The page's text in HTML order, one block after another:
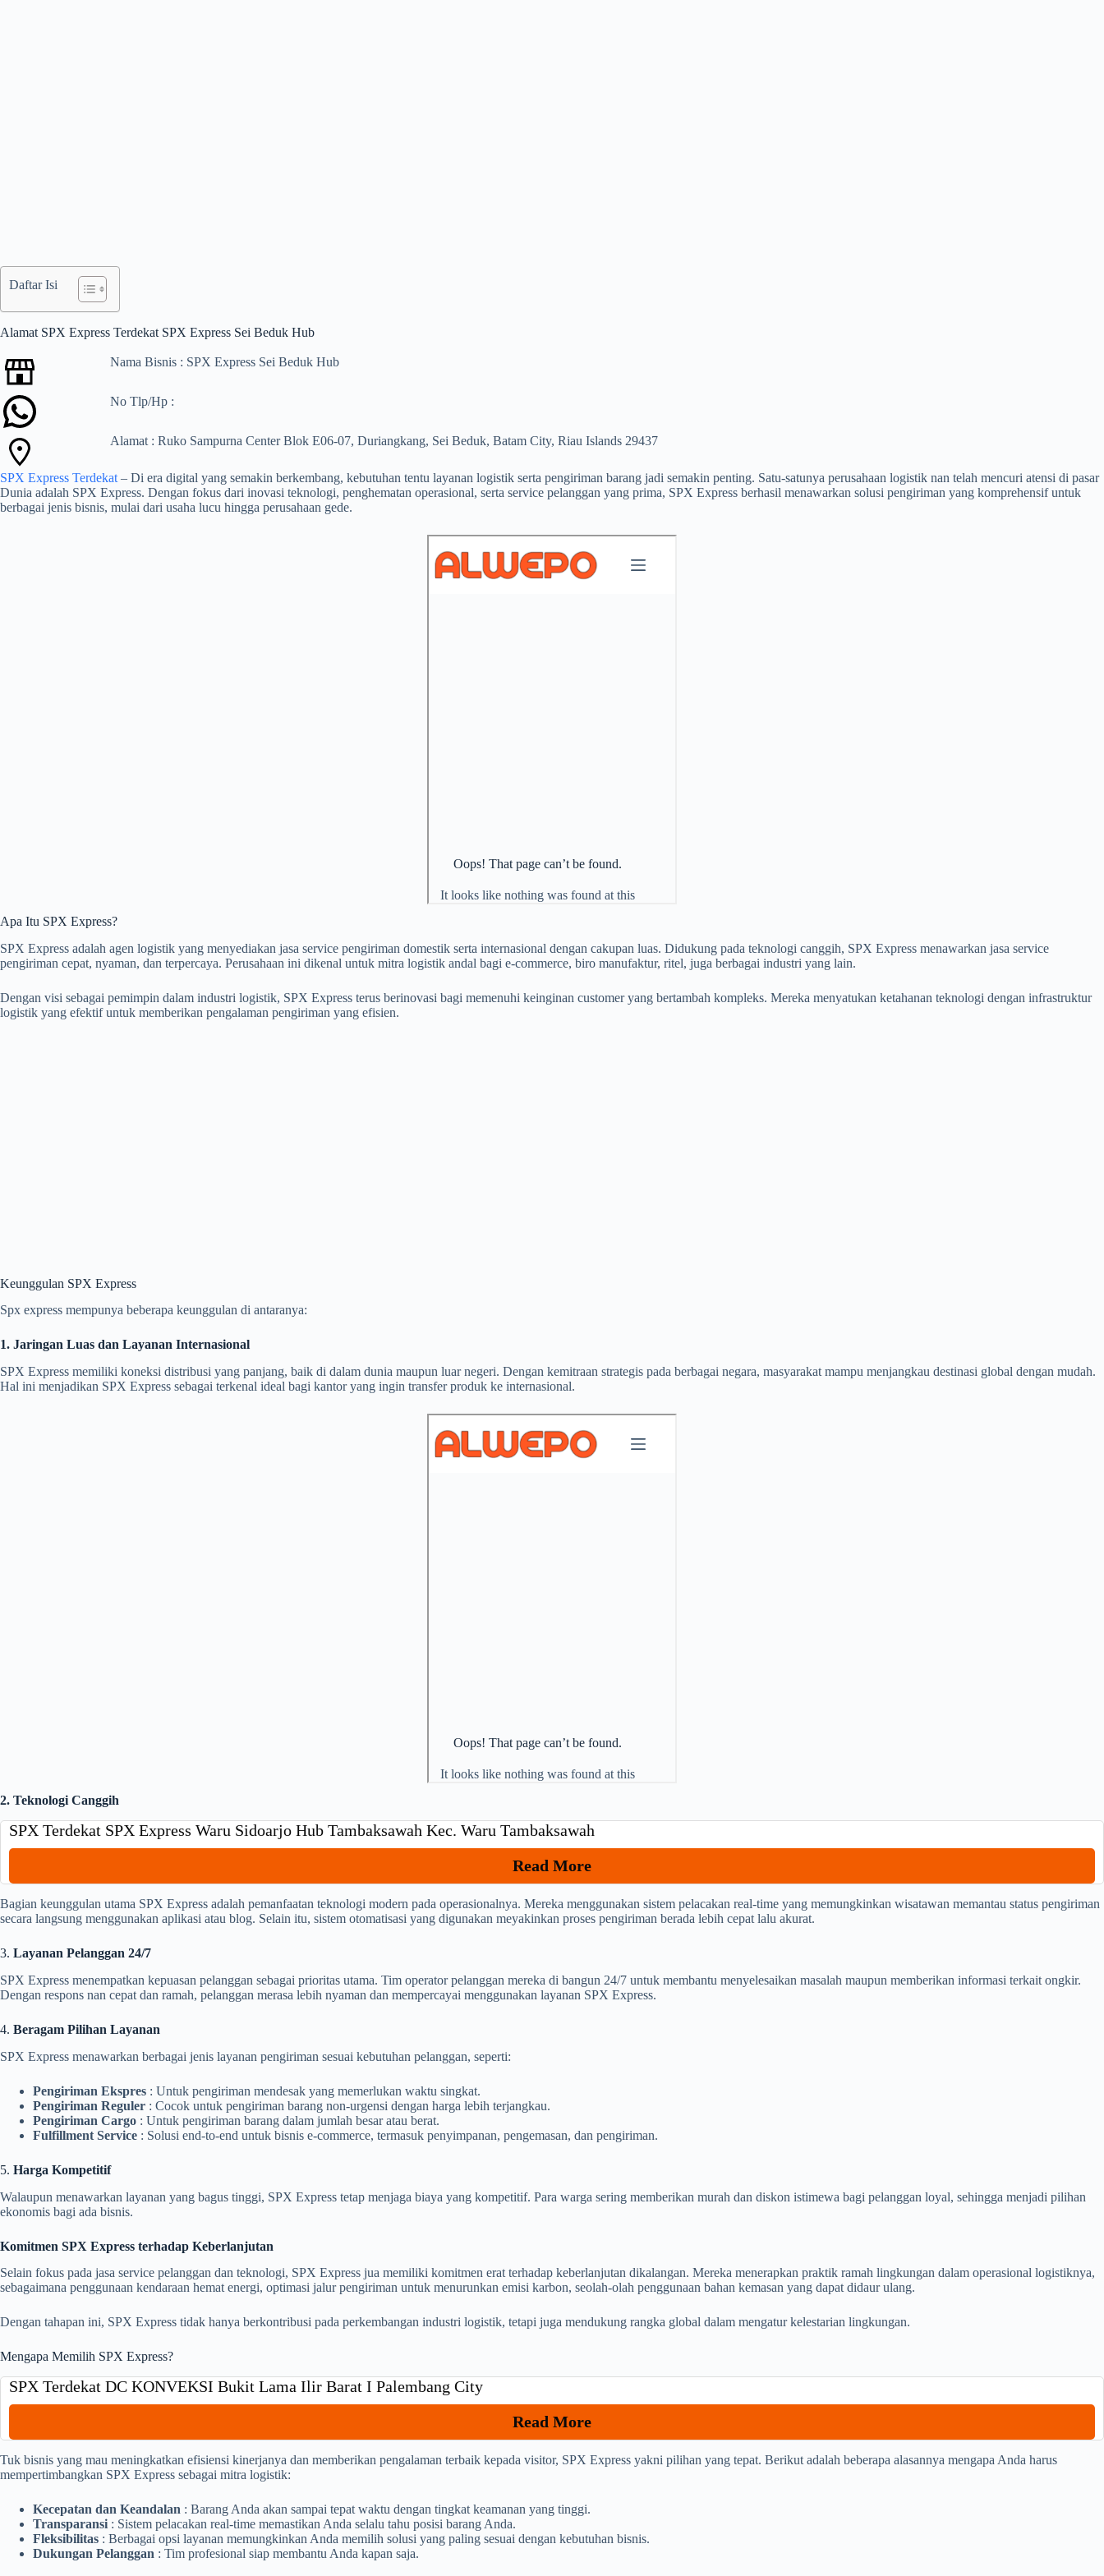
Daftar Isi
Alamat SPX Express Terdekat SPX Express Sei Beduk Hub
Nama Bisnis : SPX Express Sei Beduk Hub
No Tlp/Hp :
Alamat : Ruko Sampurna Center Blok E06-07, Duriangkang, Sei Beduk, Batam City, Riau Islands 29437
SPX Express Terdekat – Di era digital yang semakin berkembang, kebutuhan tentu layanan logistik serta pengiriman barang jadi semakin penting. Satu-satunya perusahaan logistik nan telah mencuri atensi di pasar
Dunia adalah SPX Express. Dengan fokus dari inovasi teknologi, penghematan operasional, serta service pelanggan yang prima, SPX Express berhasil menawarkan solusi pengiriman yang komprehensif untuk
berbagai jenis bisnis, mulai dari usaha lucu hingga perusahaan gede.
Apa Itu SPX Express?
SPX Express adalah agen logistik yang menyediakan jasa service pengiriman domestik serta internasional dengan cakupan luas. Didukung pada teknologi canggih, SPX Express menawarkan jasa service
pengiriman cepat, nyaman, dan terpercaya. Perusahaan ini dikenal untuk mitra logistik andal bagi e-commerce, biro manufaktur, ritel, juga berbagai industri yang lain.
Dengan visi sebagai pemimpin dalam industri logistik, SPX Express terus berinovasi bagi memenuhi keinginan customer yang bertambah kompleks. Mereka menyatukan ketahanan teknologi dengan infrastruktur
logistik yang efektif untuk memberikan pengalaman pengiriman yang efisien.
Keunggulan SPX Express
Spx express mempunya beberapa keunggulan di antaranya:
1. Jaringan Luas dan Layanan Internasional
SPX Express memiliki koneksi distribusi yang panjang, baik di dalam dunia maupun luar negeri. Dengan kemitraan strategis pada berbagai negara, masyarakat mampu menjangkau destinasi global dengan mudah.
Hal ini menjadikan SPX Express sebagai terkenal ideal bagi kantor yang ingin transfer produk ke internasional.
2. Teknologi Canggih
SPX Terdekat SPX Express Waru Sidoarjo Hub Tambaksawah Kec. Waru Tambaksawah
Read More
Bagian keunggulan utama SPX Express adalah pemanfaatan teknologi modern pada operasionalnya. Mereka menggunakan sistem pelacakan real-time yang memungkinkan wisatawan memantau status pengiriman
secara langsung menggunakan aplikasi atau blog. Selain itu, sistem otomatisasi yang digunakan meyakinkan proses pengiriman berada lebih cepat lalu akurat.
3. Layanan Pelanggan 24/7
SPX Express menempatkan kepuasan pelanggan sebagai prioritas utama. Tim operator pelanggan mereka di bangun 24/7 untuk membantu menyelesaikan masalah maupun memberikan informasi terkait ongkir.
Dengan respons nan cepat dan ramah, pelanggan merasa lebih nyaman dan mempercayai menggunakan layanan SPX Express.
4. Beragam Pilihan Layanan
SPX Express menawarkan berbagai jenis layanan pengiriman sesuai kebutuhan pelanggan, seperti:
Pengiriman Ekspres : Untuk pengiriman mendesak yang memerlukan waktu singkat.
Pengiriman Reguler : Cocok untuk pengiriman barang non-urgensi dengan harga lebih terjangkau.
Pengiriman Cargo : Untuk pengiriman barang dalam jumlah besar atau berat.
Fulfillment Service : Solusi end-to-end untuk bisnis e-commerce, termasuk penyimpanan, pengemasan, dan pengiriman.
5. Harga Kompetitif
Walaupun menawarkan layanan yang bagus tinggi, SPX Express tetap menjaga biaya yang kompetitif. Para warga sering memberikan murah dan diskon istimewa bagi pelanggan loyal, sehingga menjadi pilihan
ekonomis bagi ada bisnis.
Komitmen SPX Express terhadap Keberlanjutan
Selain fokus pada jasa service pelanggan dan teknologi, SPX Express jua memiliki komitmen erat terhadap keberlanjutan dikalangan. Mereka menerapkan praktik ramah lingkungan dalam operasional logistiknya,
sebagaimana penggunaan kendaraan hemat energi, optimasi jalur pengiriman untuk menurunkan emisi karbon, seolah-olah penggunaan bahan kemasan yang dapat didaur ulang.
Dengan tahapan ini, SPX Express tidak hanya berkontribusi pada perkembangan industri logistik, tetapi juga mendukung rangka global dalam mengatur kelestarian lingkungan.
Mengapa Memilih SPX Express?
SPX Terdekat DC KONVEKSI Bukit Lama Ilir Barat I Palembang City
Read More
Tuk bisnis yang mau meningkatkan efisiensi kinerjanya dan memberikan pengalaman terbaik kepada visitor, SPX Express yakni pilihan yang tepat. Berikut adalah beberapa alasannya mengapa Anda harus
mempertimbangkan SPX Express sebagai mitra logistik:
Kecepatan dan Keandalan : Barang Anda akan sampai tepat waktu dengan tingkat keamanan yang tinggi.
Transparansi : Sistem pelacakan real-time memastikan Anda selalu tahu posisi barang Anda.
Fleksibilitas : Berbagai opsi layanan memungkinkan Anda memilih solusi yang paling sesuai dengan kebutuhan bisnis.
Dukungan Pelanggan : Tim profesional siap membantu Anda kapan saja.